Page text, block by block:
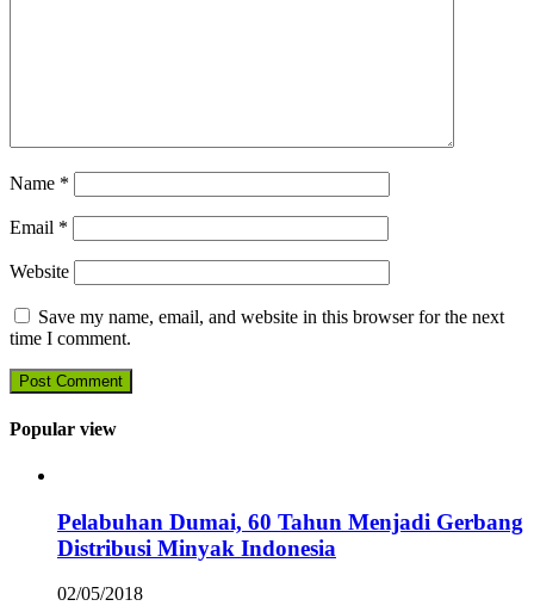
Name *
Email *
Website
Save my name, email, and website in this browser for the next
time I comment.
Popular view
Pelabuhan Dumai, 60 Tahun Menjadi Gerbang
Distribusi Minyak Indonesia
02/05/2018